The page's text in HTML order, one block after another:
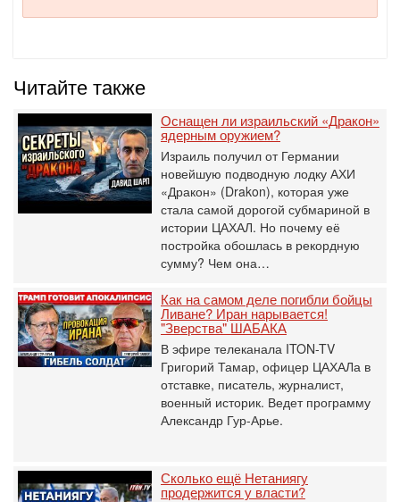
Читайте также
Оснащен ли израильский «Дракон»
ядерным оружием?
Израиль получил от Германии
новейшую подводную лодку АХИ
«Дракон» (Drakon), которая уже
стала самой дорогой субмариной в
истории ЦАХАЛ. Но почему её
постройка обошлась в рекордную
сумму? Чем она…
Как на самом деле погибли бойцы
Ливане? Иран нарывается!
"Зверства" ШАБАКА
В эфире телеканала ITON-TV
Григорий Тамар, офицер ЦАХАЛа в
отставке, писатель, журналист,
военный историк. Ведет программу
Александр Гур-Арье.
Сколько ещё Нетаниягу
продержится у власти?